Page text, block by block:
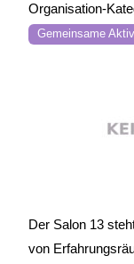
Organisation-
Gemeinsame
Der Salon 13
von